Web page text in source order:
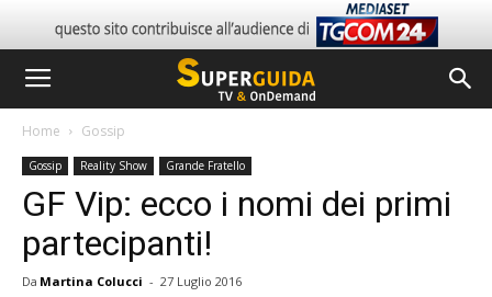
Home Gossip
Gossip Reality Show Grande Fratello
GF Vip: ecco i nomi dei primi
partecipanti!
Da Martina Colucci - 27 Luglio 2016